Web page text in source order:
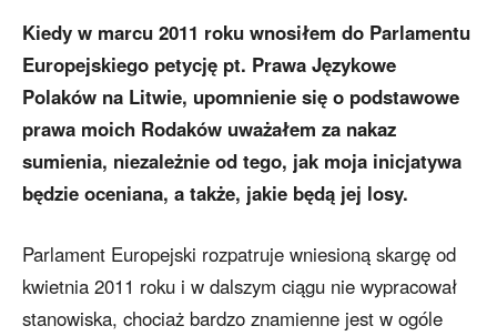
Kiedy w marcu 2011 roku wnosiłem do Parlamentu
Europejskiego petycję pt. Prawa Językowe
Polaków na Litwie, upomnienie się o podstawowe
prawa moich Rodaków uważałem za nakaz
sumienia, niezależnie od tego, jak moja inicjatywa
będzie oceniana, a także, jakie będą jej losy.
Parlament Europejski rozpatruje wniesioną skargę od
kwietnia 2011 roku i w dalszym ciągu nie wypracował
stanowiska, chociaż bardzo znamienne jest w ogóle